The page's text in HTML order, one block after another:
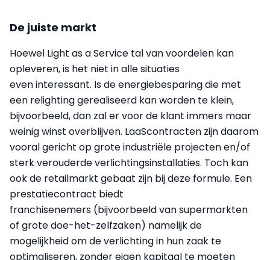
De juiste markt
Hoewel Light as a Service tal van voordelen kan
opleveren, is het niet in alle situaties
even interessant. Is de energiebesparing die met
een relighting gerealiseerd kan worden te klein,
bijvoorbeeld, dan zal er voor de klant immers maar
weinig winst overblijven. LaaScontracten zijn daarom
vooral gericht op grote industriële projecten en/of
sterk verouderde verlichtingsinstallaties. Toch kan
ook de retailmarkt gebaat zijn bij deze formule. Een
prestatiecontract biedt
franchisenemers (bijvoorbeeld van supermarkten
of grote doe-het-zelfzaken) namelijk de
mogelijkheid om de verlichting in hun zaak te
optimaliseren, zonder eigen kapitaal te moeten